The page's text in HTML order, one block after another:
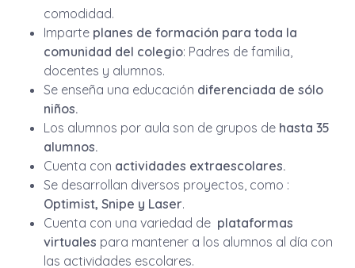
comodidad.
Imparte planes de formación para toda la
comunidad del colegio: Padres de familia,
docentes y alumnos.
Se enseña una educación diferenciada de sólo
niños.
Los alumnos por aula son de grupos de hasta 35
alumnos.
Cuenta con actividades extraescolares.
Se desarrollan diversos proyectos, como :
Optimist, Snipe y Laser.
Cuenta con una variedad de plataformas
virtuales para mantener a los alumnos al día con
las actividades escolares.